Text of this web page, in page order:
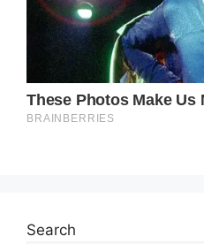
Search